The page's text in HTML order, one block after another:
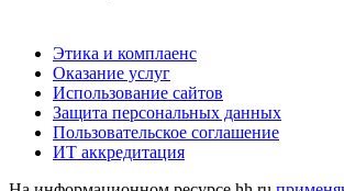
Этика и комплаенс
Оказание услуг
Использование сайтов
Защита персональных данных
Пользовательское соглашение
ИТ аккредитация